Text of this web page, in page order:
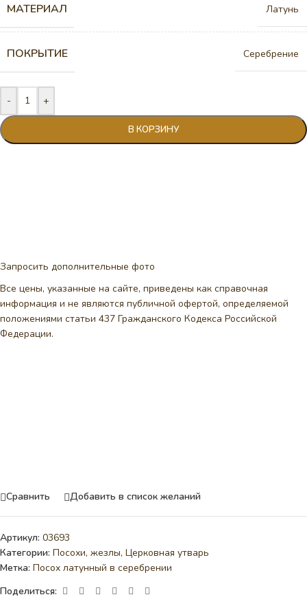
МАТЕРИАЛ Латунь
ПОКРЫТИЕ Серебрение
- +
В КОРЗИНУ
Запросить дополнительные фото
Все цены, указанные на сайте, приведены как справочная
информация и не являются публичной офертой, определяемой
положениями статьи 437 Гражданского Кодекса Российской
Федерации.
Сравнить Добавить в список желаний
Артикул: 03693
Категории: Посохи, жезлы, Церковная утварь
Метка: Посох латунный в серебрении
Поделиться: